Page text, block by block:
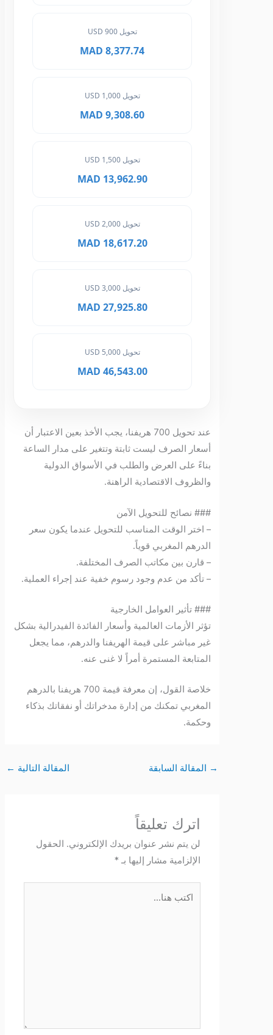
تحويل 900 USD
8,377.74 MAD
تحويل 1,000 USD
9,308.60 MAD
تحويل 1,500 USD
13,962.90 MAD
تحويل 2,000 USD
18,617.20 MAD
تحويل 3,000 USD
27,925.80 MAD
تحويل 5,000 USD
46,543.00 MAD
عند تحويل 700 هريفنا، يجب الأخذ بعين الاعتبار أن
أسعار الصرف ليست ثابتة وتتغير على مدار الساعة
بناءً على العرض والطلب في الأسواق الدولية
والظروف الاقتصادية الراهنة.
### نصائح للتحويل الآمن
– اختر الوقت المناسب للتحويل عندما يكون سعر
الدرهم المغربي قوياً.
– قارن بين مكاتب الصرف المختلفة.
– تأكد من عدم وجود رسوم خفية عند إجراء العملية.
### تأثير العوامل الخارجية
تؤثر الأزمات العالمية وأسعار الفائدة الفيدرالية بشكل
غير مباشر على قيمة الهريفنا والدرهم، مما يجعل
المتابعة المستمرة أمراً لا غنى عنه.
خلاصة القول، إن معرفة قيمة 700 هريفنا بالدرهم
المغربي تمكنك من إدارة مدخراتك أو نفقاتك بذكاء
وحكمة.
المقالة السابقة المقالة التالية←
اترك تعليقاً
لن يتم نشر عنوان بريدك الإلكتروني. الحقول
الإلزامية مشار إليها بـ*